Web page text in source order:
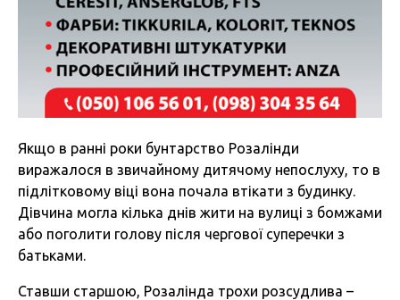
Якщо в ранні роки бунтарство Розалінди
виражалося в звичайному дитячому непослуху, то в
підлітковому віці вона почала втікати з будинку.
Дівчина могла кілька днів жити на вулиці з бомжами
або поголити голову після чергової суперечки з
батьками.
Ставши старшою, Розалінда трохи розсудлива –